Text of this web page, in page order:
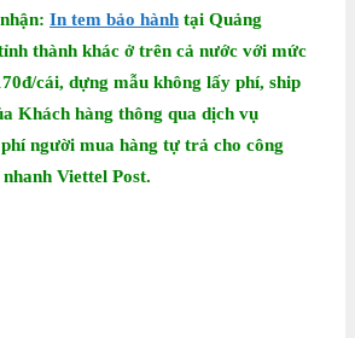
In tem bảo hành tại Quảng
thành khác ở trên cả nước với mức
cái, dựng mẫu không lấy phí, ship
Khách hàng thông qua dịch vụ
người mua hàng tự trả cho công
Viettel Post.